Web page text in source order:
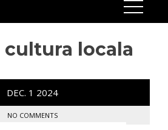
cultura locala
DEC. 1 2024
NO COMMENTS